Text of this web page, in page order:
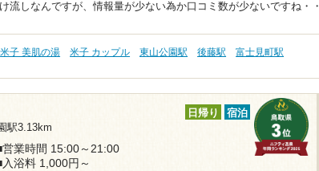
流しなんですが、情報量が少ない為か口コミ数が少ないですね・・
米子 美肌の湯 米子 カップル 東山公園駅 後藤駅
富士見町駅
駅3.13km
日帰り 宿泊
営業時間 15:00～21:00
入浴料 1,000円～